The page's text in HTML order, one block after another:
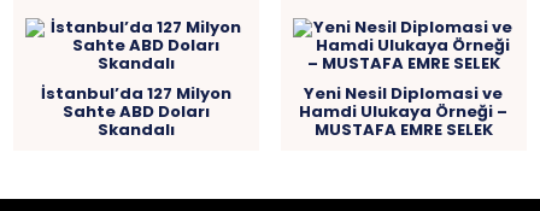
İstanbul’da 127 Milyon
Sahte ABD Doları
Skandalı
Yeni Nesil Diplomasi ve
Hamdi Ulukaya Örneği –
MUSTAFA EMRE SELEK